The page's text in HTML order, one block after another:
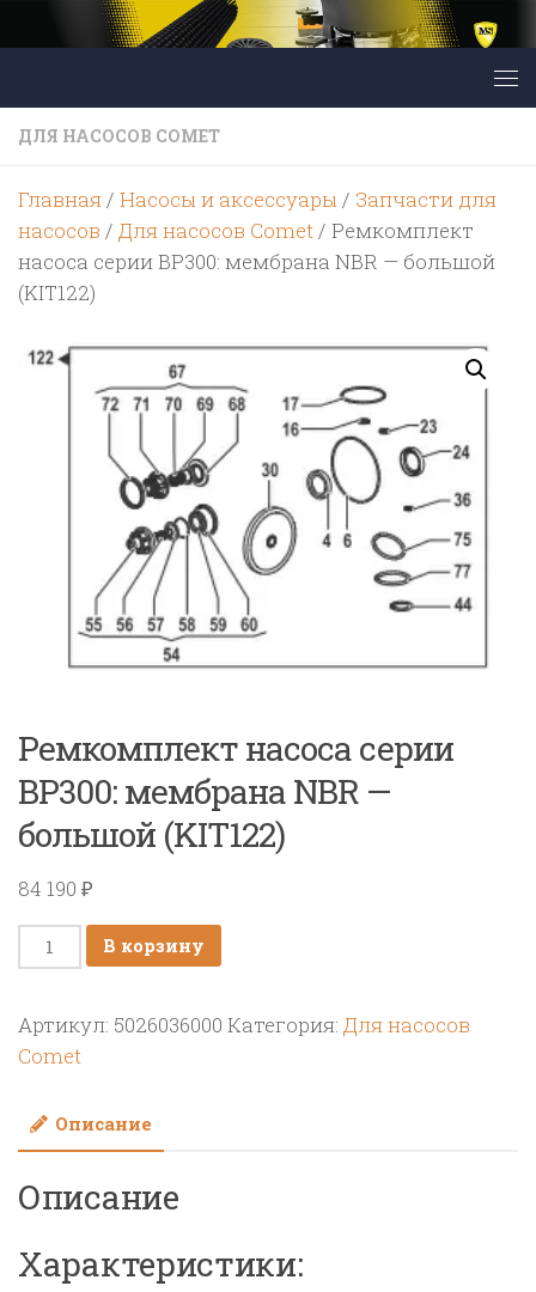
Перейти к содержимому
ДЛЯ НАСОСОВ COMET
Главная/ Насосы и аксессуары/ Запчасти для
насосов / Для насосов Comet/ Ремкомплект
насоса серии BP300: мембрана NBR — большой
(KIT122)
Ремкомплект насоса серии
BP300: мембрана NBR —
большой (KIT122)
84 190 ₽
Количество
товара
насоса
серии
мембрана
NBR
-
(KIT122)
В корзину
Артикул: 5026036000 Категория: Для насосов
Comet
Описание
Описание
Характеристики: